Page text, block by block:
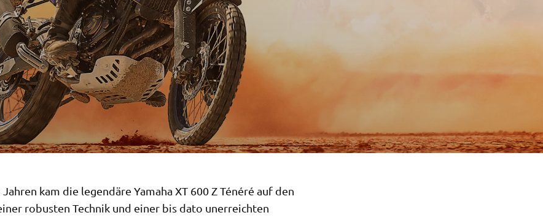
kam die legendäre Yamaha XT 600 Z Ténéré auf den
robusten Technik und einer bis dato unerreichten